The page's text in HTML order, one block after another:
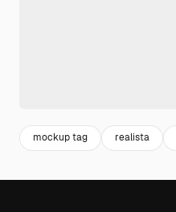
mockup tag realista